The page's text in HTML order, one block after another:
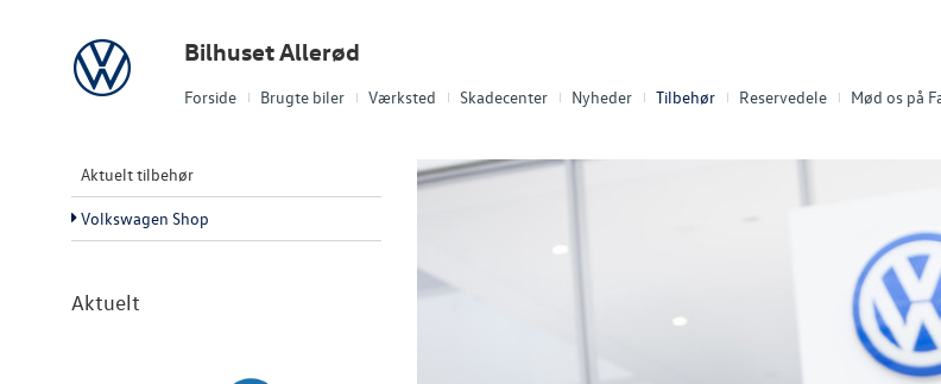
Forside Brugte biler Værksted Skadecenter Nyheder Tilbehør Reservedele Mød os på
Volkswagen Bilhuset Allerød
Aktuelt tilbehør
Volkswagen Shop
Aktuelt